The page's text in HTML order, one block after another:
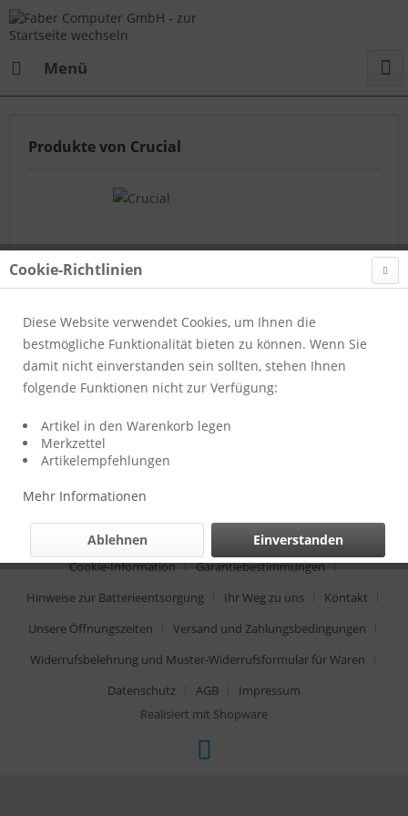
Menü
Produkte von Crucial
Shop Service
Cookie-Information
Garantiebestimmungen
Hinweise zur Batterieentsorgung
Ihr Weg zu uns
Kontakt
Unsere Öffnungszeiten
Versand und Zahlungsbedingungen
Widerrufsbelehrung und Muster-Widerrufsformular für Waren
Datenschutz
AGB
Impressum
Realisiert mit Shopware
Cookie-Richtlinien
Diese Website verwendet Cookies, um Ihnen die
bestmögliche Funktionalität bieten zu können. Wenn Sie
damit nicht einverstanden sein sollten, stehen Ihnen
folgende Funktionen nicht zur Verfügung:
Artikel in den Warenkorb legen
Merkzettel
Artikelempfehlungen
Mehr Informationen
Einverstanden
Ablehnen